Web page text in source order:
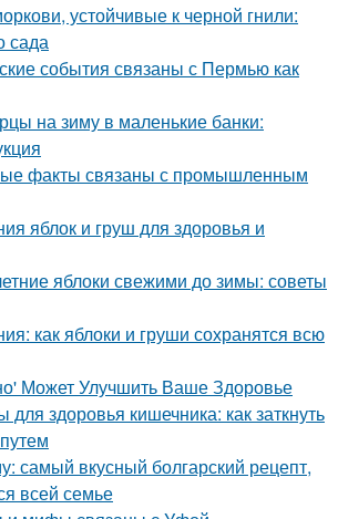
устойчивые к черной гнили:
сада
события связаны с Пермью как
на зиму в маленькие банки:
факты связаны с промышленным
яблок и груш для здоровья и
яблоки свежими до зимы: советы
как яблоки и груши сохранятся всю
Может Улучшить Ваше Здоровье
здоровья кишечника: как заткнуть
самый вкусный болгарский рецепт,
всей семье